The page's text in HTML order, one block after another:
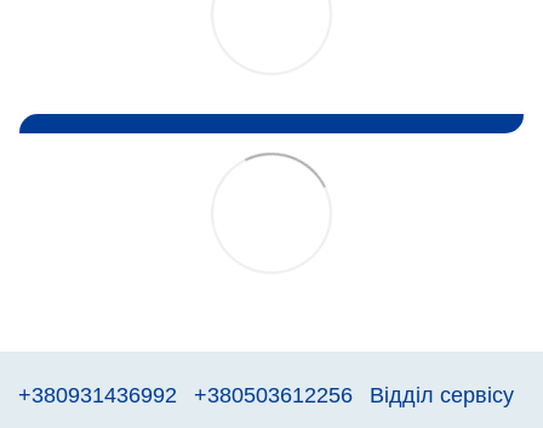
+380931436992 +380503612256 Відділ сервісу